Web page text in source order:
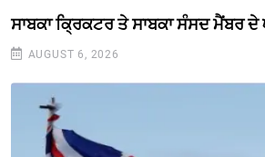
ਸਾਬਕਾ ਕ੍ਰਿਕਟਰ ਤੇ ਸਾਬਕਾ ਸੰਸਦ ਮੈਂਬਰ
AUGUST 6, 2026